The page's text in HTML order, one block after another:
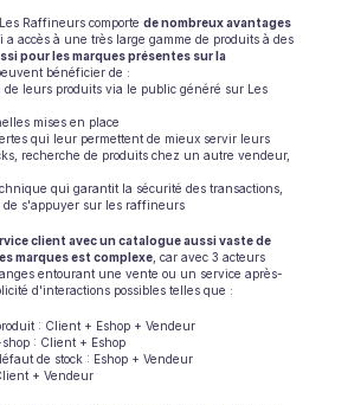
de marché
publics
SaaS
C2C
Raffineurs comporte de nombreux avantages
a accès à une très large gamme de produits à des
pour les marques présentes sur la
bénéficier de :
de leurs produits via le public généré sur Les
mises en place
qui leur permettent de mieux servir leurs
recherche de produits chez un autre vendeur,
qui garantit la sécurité des transactions,
de s'appuyer sur les raffineurs
client avec un catalogue aussi vaste de
marques est complexe , car avec 3 acteurs
entourant une vente ou un service après-
d'interactions possibles telles que :
: Client + Eshop + Vendeur
: Client + Eshop
de stock : Eshop + Vendeur
+ Vendeur